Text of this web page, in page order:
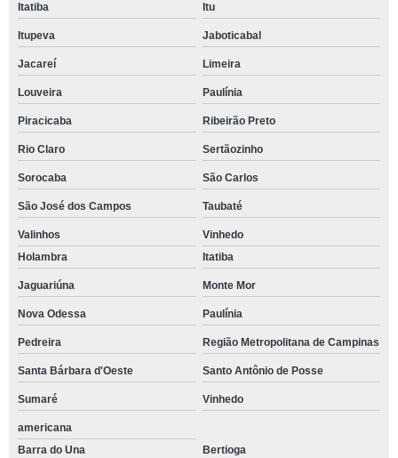
Itatiba Itu
Itupeva Jaboticabal
Jacareí Limeira
Louveira Paulínia
Piracicaba Ribeirão Preto
Rio Claro Sertãozinho
Sorocaba São Carlos
São José dos Campos Taubaté
Valinhos
Vinhedo
Holambra
Itatiba
Jaguariúna Monte Mor
Nova Odessa Paulínia
Pedreira Região Metropolitana de Campinas
Santa Bárbara d'Oeste Santo Antônio de Posse
Sumaré Vinhedo
americana
Barra do Una
Bertioga